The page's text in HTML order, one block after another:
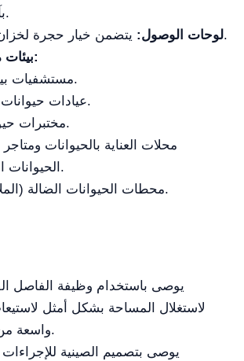
بآلية المكابح.
لوحات الوصول:يتضمن خيار حجرة لخزان الأكسجين.
بيئات مهنية مثالية:
مستشفيات بيطرية.
عيادات حيوانات أليفة.
مختبرات حيوانات.
محلات العناية بالحيوانات ومتاجر
الحيوانات الأليفة.
محطات الحيوانات الضالة (الملاجئ).
يوصى باستخدام وظيفة الفاصل
لاستغلال المساحة بشكل أمثل
واسعة من الحيوانات.
يوصى بتصميم الصينية للإجراءات